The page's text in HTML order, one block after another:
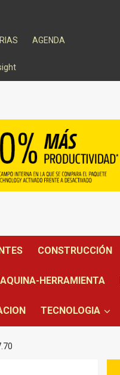
AGENDA
CONSTRUCCIÓN
HERRAMIENTA
TECNOLOGIA